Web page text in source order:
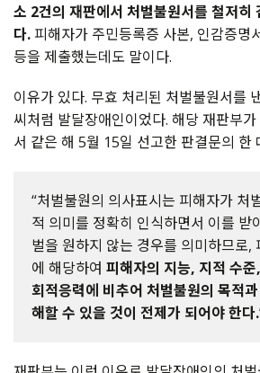
소 2건의 재판에서 처벌불원서를 철저히
다. 피해자가 주민등록증 사본, 인감증명
등을 제출했는데도 말이다.
이유가 있다. 무효 처리된 처벌불원서를
씨처럼 발달장애인이었다. 해당 재판부
서 같은 해 5월 15일 선고한 판결문의 한
“처벌불원의 의사표시는 피해자가 처
적 의미를 정확히 인식하면서 이를 받
벌을 원하지 않는 경우를 의미하므로,
에 해당하여 피해자의 지능, 지적 수
회적응력에 비추어 처벌불원의 목적
해할 수 있을 것이 전제가 되어야 한다